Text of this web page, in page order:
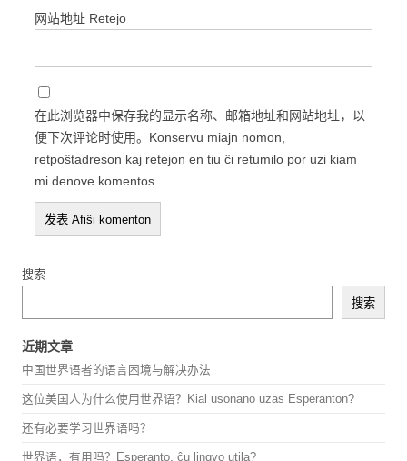
网站地址 Retejo
在此浏览器中保存我的显示名称、邮箱地址和网站地址，以
便下次评论时使用。Konservu miajn nomon,
retpoŝtadreson kaj retejon en tiu ĉi retumilo por uzi kiam
mi denove komentos.
搜索
搜索
近期文章
中国世界语者的语言困境与解决办法
这位美国人为什么使用世界语？Kial usonano uzas Esperanton?
还有必要学习世界语吗？
世界语，有用吗？Esperanto, ĉu lingvo utila?